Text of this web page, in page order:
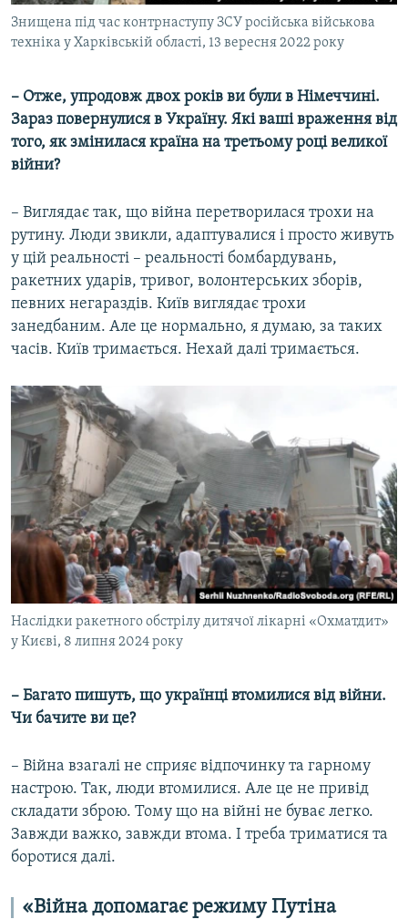
Знищена під час контрнаступу ЗСУ російська військова
техніка у Харківській області, 13 вересня 2022 року
– Отже, упродовж двох років ви були в Німеччині.
Зараз повернулися в Україну. Які ваші враження від
того, як змінилася країна на третьому році великої
війни?
– Виглядає так, що війна перетворилася трохи на
рутину. Люди звикли, адаптувалися і просто живуть
у цій реальності – реальності бомбардувань,
ракетних ударів, тривог, волонтерських зборів,
певних негараздів. Київ виглядає трохи
занедбаним. Але це нормально, я думаю, за таких
часів. Київ тримається. Нехай далі тримається.
Наслідки ракетного обстрілу дитячої лікарні «Охматдит»
у Києві, 8 липня 2024 року
– Багато пишуть, що українці втомилися від війни.
Чи бачите ви це?
– Війна взагалі не сприяє відпочинку та гарному
настрою. Так, люди втомилися. Але це не привід
складати зброю. Тому що на війні не буває легко.
Завжди важко, завжди втома. І треба триматися та
боротися далі.
«Війна допомагає режиму Путіна